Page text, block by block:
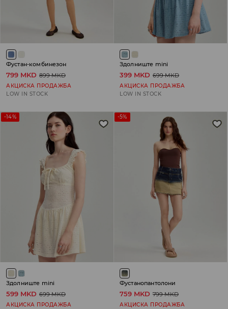
Фустан-комбинезон
799 MKD 899 MKD
АКЦИСКА ПРОДАЖБА
LOW IN STOCK
Здолниште mini
399 MKD 699 MKD
АКЦИСКА ПРОДАЖБА
LOW IN STOCK
-14%
Здолниште mini
599 MKD 699 MKD
АКЦИСКА ПРОДАЖБА
-5%
Фустанопантолони
759 MKD 799 MKD
АКЦИСКА ПРОДАЖБА